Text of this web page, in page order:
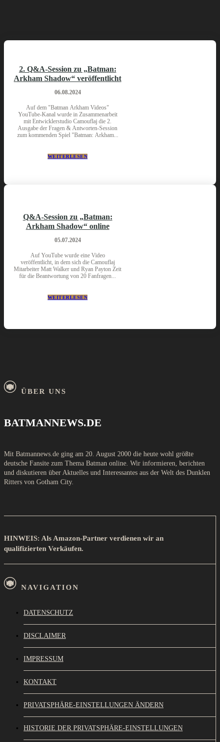
2. Q&A-Session zu „Batman:
Arkham Shadow“ veröffentlicht
06.08.2024
Auf dem "Batman Arkham Videos"
YouTube-Kanal wurde in Zusammenarbeit
mit Entwicklerstudio Camouflaj die 2.
Ausgabe der Fragen & Antworten-Session
zum kommenden Spiel "Batman: Arkham...
WEITERLESEN
Q&A-Session zu „Batman:
Arkham Shadow“ online
05.07.2024
Auf YouTube wurde eine Video
veröffentlicht, in dem sich die Camouflaj
Mitarbeiter Matt Walker und Ryan Payton Zeit
für die Beantwortung von 20 Fanfragen...
WEITERLESEN
ÜBER UNS
BATMANNEWS.DE
Mit Batmannews.de ging am 20. August 2000 die heute wohl größte
deutsche Fansite zum Thema Batman online. Wir informieren, berichten
und diskutieren über Aktuelles und Interessantes aus der Welt des Dunklen
Ritters von Gotham City.
HINWEIS: Als Amazon-Partner verdienen wir an
qualifizierten Verkäufen.
NAVIGATION
DATENSCHUTZ
DISCLAIMER
IMPRESSUM
KONTAKT
PRIVATSPHÄRE-EINSTELLUNGEN ÄNDERN
HISTORIE DER PRIVATSPHÄRE-EINSTELLUNGEN